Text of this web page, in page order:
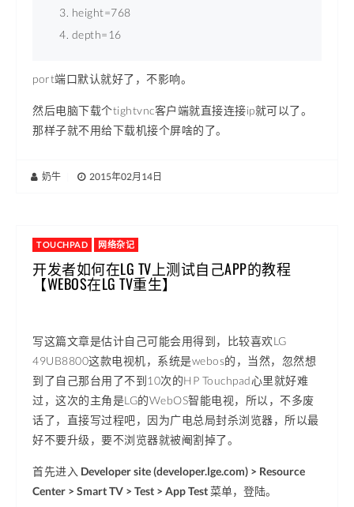
height=768
depth= 16
port端口默认就好了，不影响。
然后电脑下载个tightvnc客户端就直接连接ip就可以了。
那样子就不用给下载机接个屏啥的了。
奶牛 2015年02月14日
TOUCHPAD 网络杂记
开发者如何在LG TV上测试自己APP的教程
【WEBOS在LG TV重生】
写这篇文章是估计自己可能会用得到，比较喜欢LG
49UB8800这款电视机，系统是webos的，当然，忽然想
到了自己那台用了不到10次的HP Touchpad心里就好难
过，这次的主角是LG的WebOS智能电视，所以，不多废
话了，直接写过程吧，因为广电总局封杀浏览器，所以最
好不要升级，要不浏览器就被阉割掉了。
首先进入 Developer site (developer.lge.com) > Resource
Center > Smart TV > Test > App Test菜单，登陆。